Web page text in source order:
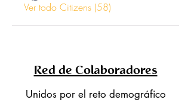
Ver todo Citizens (58)
Red de Colaboradores
Unidos por el reto demográfico